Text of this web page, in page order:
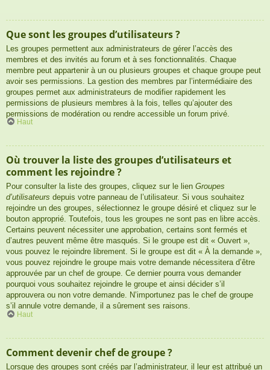
Que sont les groupes d’utilisateurs ?
Les groupes permettent aux administrateurs de gérer l’accès des
membres et des invités au forum et à ses fonctionnalités. Chaque
membre peut appartenir à un ou plusieurs groupes et chaque groupe peut
avoir ses permissions. La gestion des membres par l’intermédiaire des
groupes permet aux administrateurs de modifier rapidement les
permissions de plusieurs membres à la fois, telles qu’ajouter des
permissions de modération ou rendre accessible un forum privé.
Haut
Où trouver la liste des groupes d’utilisateurs et
comment les rejoindre ?
Pour consulter la liste des groupes, cliquez sur le lien Groupes
d’utilisateurs depuis votre panneau de l’utilisateur. Si vous souhaitez
rejoindre un des groupes, sélectionnez le groupe désiré et cliquez sur le
bouton approprié. Toutefois, tous les groupes ne sont pas en libre accès.
Certains peuvent nécessiter une approbation, certains sont fermés et
d’autres peuvent même être masqués. Si le groupe est dit « Ouvert »,
vous pouvez le rejoindre librement. Si le groupe est dit « À la demande »,
vous pouvez rejoindre le groupe mais votre demande nécessitera d’être
approuvée par un chef de groupe. Ce dernier pourra vous demander
pourquoi vous souhaitez rejoindre le groupe et ainsi décider s’il
approuvera ou non votre demande. N’importunez pas le chef de groupe
s’il annule votre demande, il a sûrement ses raisons.
Haut
Comment devenir chef de groupe ?
Lorsque des groupes sont créés par l’administrateur, il leur est attribué un